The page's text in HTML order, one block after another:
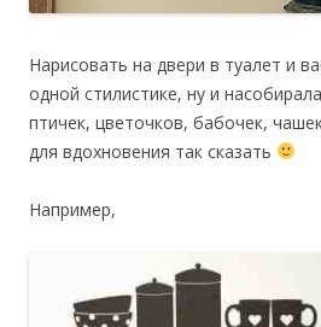
Нарисовать на двери в туалет и
одной стилистике, ну и
птичек, цветочков, бабочек,
для вдохновения так сказать
Например,